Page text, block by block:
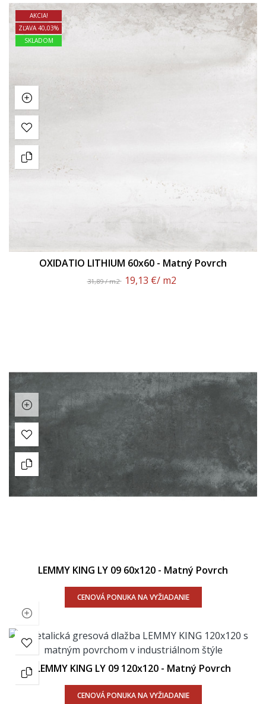
AKCIA!
ZĽAVA 40,03%
SKLADOM
OXIDATIO LITHIUM 60x60 - Matný Povrch
31,89 / m2 19,13 €/ m2
LEMMY KING LY 09 60x120 - Matný Povrch
CENOVÁ PONUKA NA VYŽIADANIE
LEMMY KING LY 09 120x120 - Matný Povrch
CENOVÁ PONUKA NA VYŽIADANIE